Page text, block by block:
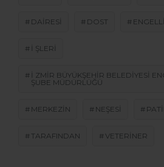
DAIRESI DOST ENGELLI
I ŞLERI
I ZMIR BÜYÜKŞEHIR BELEDIYESI
ŞUBE MÜDÜRLÜĞÜ
MERKEZIN NEŞESI
TARAFINDAN VETERINER